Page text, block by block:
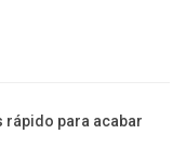
rápido para acabar